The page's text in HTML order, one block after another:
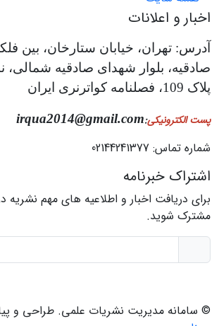
اخبار و اعلانات
آدرس: تهران، خیابان ستارخان، بین
پلاک 109، فصلنامه کواترنری ایران
پست الکترونیکی:
irqua2014@gmail.com
شماره تماس: 02144241377
اشتراک خبرنامه
برای دریافت اخبار و اطلاعیه های مهم نشریه
مشترک شوید.
© سامانه مدیریت نشریات علمی. طراحی و